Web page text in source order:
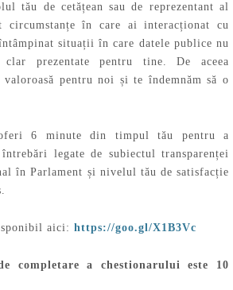
tău de cetățean sau de reprezentant al
circumstanțe în care ai interacționat cu
situații în care datele publice nu
prezentate pentru tine. De aceea
valoroasă pentru noi și te îndemnăm să o
6 minute din timpul tău pentru a
legate de subiectul transparenței
în Parlament și nivelul tău de satisfacție
aici: https://goo.gl/X1B3Vc
completare a chestionarului este 10